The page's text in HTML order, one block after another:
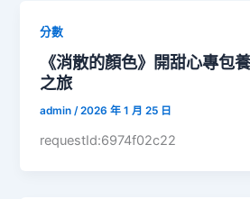
分數
《消散的顏色》開甜心專包
之旅
admin/2026 年 1 月 25 日
requestId:6974f02c22